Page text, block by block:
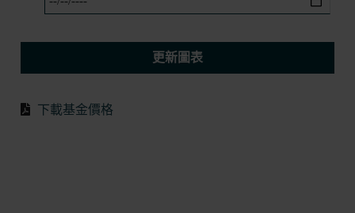
更新圖表
下載基金價格